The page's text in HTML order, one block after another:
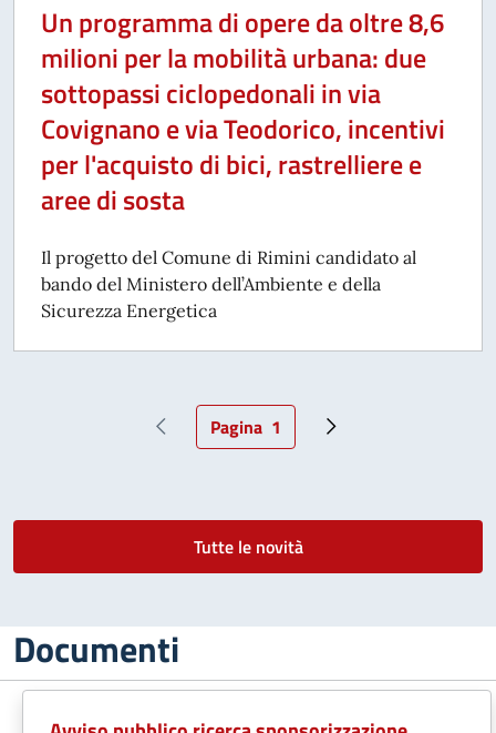
Un programma di opere da oltre 8,6
milioni per la mobilità urbana: due
sottopassi ciclopedonali in via
Covignano e via Teodorico, incentivi
per l'acquisto di bici, rastrelliere e
aree di sosta
Il progetto del Comune di Rimini candidato al
bando del Ministero dell’Ambiente e della
Sicurezza Energetica
Pagina precedente
Pagina attuale
Pagina 1 Pagina successiva
Tutte le novità
Documenti